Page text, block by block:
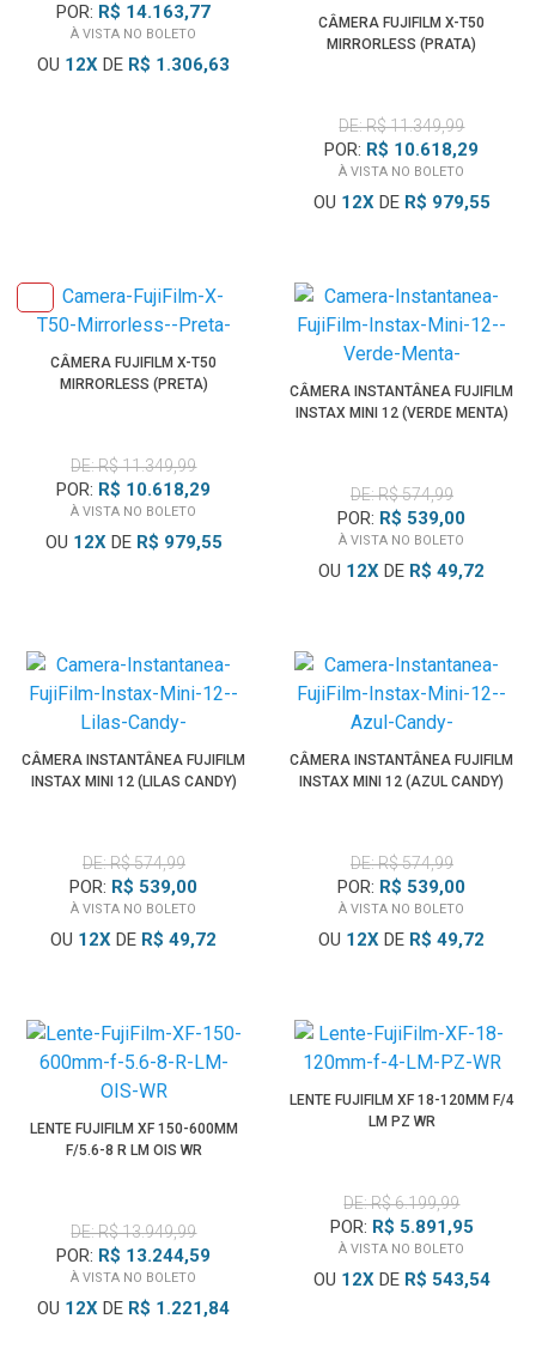
POR: R$ 14.163,77
À VISTA NO BOLETO
OU 12X DE R$ 1.306,63
CÂMERA FUJIFILM X-T50
MIRRORLESS (PRATA)
DE: R$ 11.349,99
POR: R$ 10.618,29
À VISTA NO BOLETO
OU 12XDE R$ 979,55
CÂMERA FUJIFILM X-T50
MIRRORLESS (PRETA)
DE: R$ 11.349,99
POR: R$ 10.618,29
À VISTA NO BOLETO
OU 12XDE R$ 979,55
CÂMERA INSTANTÂNEA FUJIFILM
INSTAX MINI 12 (VERDE MENTA)
DE: R$ 574,99
POR: R$ 539,00
À VISTA NO BOLETO
OU 12X DE R$ 49,72
CÂMERA INSTANTÂNEA FUJIFILM
INSTAX MINI 12 (LILAS CANDY)
DE: R$ 574,99
POR: R$ 539,00
À VISTA NO BOLETO
OU 12X DE R$ 49,72
CÂMERA INSTANTÂNEA FUJIFILM
INSTAX MINI 12 (AZUL CANDY)
DE: R$ 574,99
POR: R$ 539,00
À VISTA NO BOLETO
OU 12X DE R$ 49,72
LENTE FUJIFILM XF 150-600MM
F/5.6-8 R LM OIS WR
DE: R$ 13.949,99
POR: R$ 13.244,59
À VISTA NO BOLETO
OU 12X DE R$ 1.221,84
LENTE FUJIFILM XF 18-120MM F/4
LM PZ WR
DE: R$ 6.199,99
POR: R$ 5.891,95
À VISTA NO BOLETO
OU 12XDE R$ 543,54